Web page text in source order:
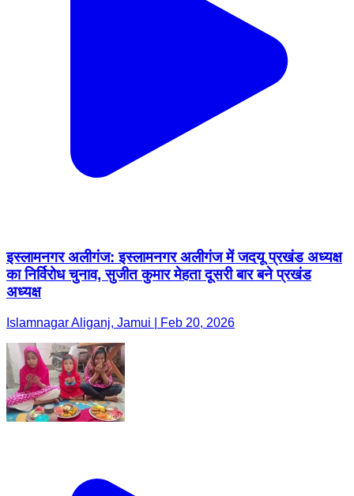
इस्लामनगर अलीगंज: इस्लामनगर अलीगंज में जदयू प्रखंड अध्यक्ष
का निर्विरोध चुनाव, सुजीत कुमार मेहता दूसरी बार बने प्रखंड
अध्यक्ष
Islamnagar Aliganj, Jamui | Feb 20, 2026